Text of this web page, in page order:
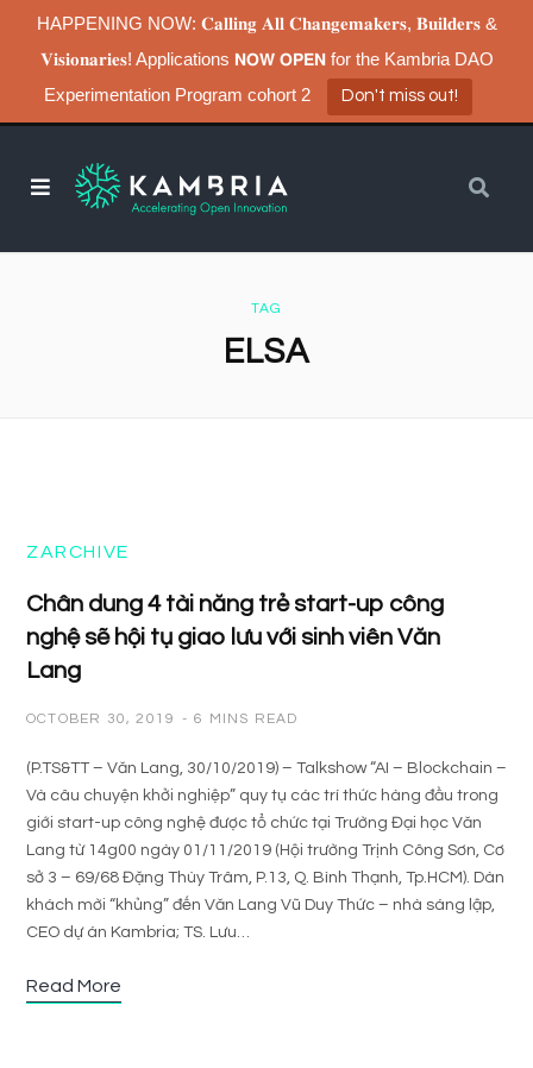
HAPPENING NOW: 𝐂𝐚𝐥𝐥𝐢𝐧𝐠 𝐀𝐥𝐥 𝐂𝐡𝐚𝐧𝐠𝐞𝐦𝐚𝐤𝐞𝐫𝐬, 𝐁𝐮𝐢𝐥𝐝𝐞𝐫𝐬 &
𝐕𝐢𝐬𝐢𝐨𝐧𝐚𝐫𝐢𝐞𝐬! Applications 𝗡𝗢𝗪 𝗢𝗣𝗘𝗡 for the Kambria DAO
Experimentation Program cohort 2
Don't miss out!
TAG
ELSA
ZARCHIVE
Chân dung 4 tài năng trẻ start-up công
nghệ sẽ hội tụ giao lưu với sinh viên Văn
Lang
OCTOBER 30, 2019 6 MINS READ
(P.TS&TT – Văn Lang, 30/10/2019) – Talkshow “AI – Blockchain –
Và câu chuyện khởi nghiệp” quy tụ các trí thức hàng đầu trong
giới start-up công nghệ được tổ chức tại Trường Đại học Văn
Lang từ 14g00 ngày 01/11/2019 (Hội trường Trịnh Công Sơn, Cơ
sở 3 – 69/68 Đặng Thùy Trâm, P.13, Q. Bình Thạnh, Tp.HCM). Dàn
khách mời “khủng” đến Văn Lang Vũ Duy Thức – nhà sáng lập,
CEO dự án Kambria; TS. Lưu…
Read More